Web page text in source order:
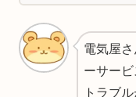
電気屋
ーサービ
トラブ